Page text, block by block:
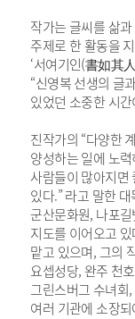
작가는 글씨를 삶
주제로 한 활동을
‘서여기인(書如其
“신영복 선생의 글
있었던 소중한 시
진작가의 “다양한
양성하는 일에 노
사람들이 많아지면
있다.” 라고 말한
군산문화원, 나포
지도를 이어오고
맡고 있으며, 그의
요셉성당, 완주 천
그린스버그 수녀회
여러 기관에 소장